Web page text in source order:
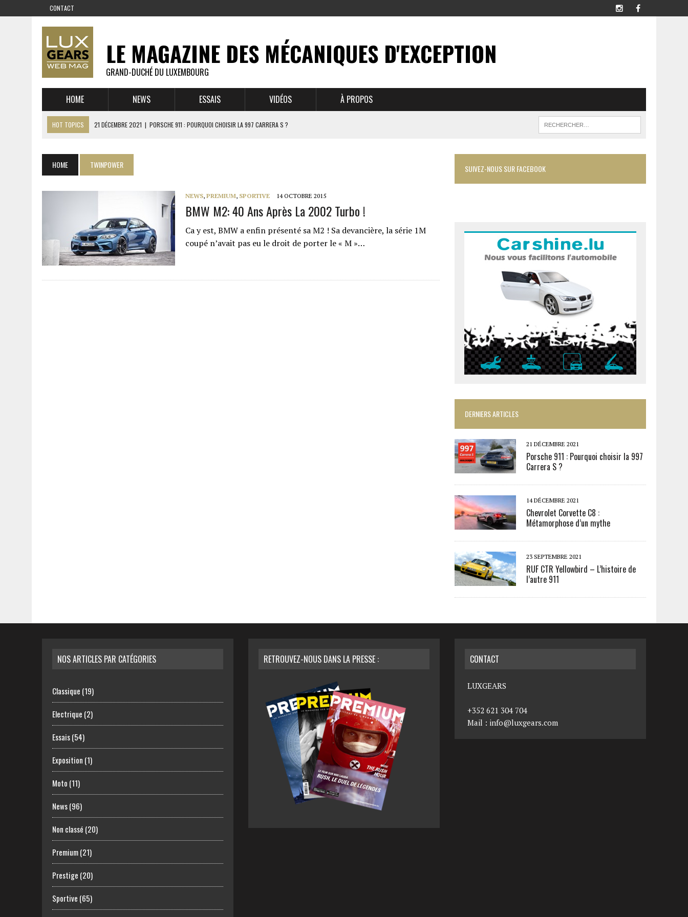
CONTACT
LE MAGAZINE DES MÉCANIQUES D'EXCEPTION
GRAND-DUCHÉ DU LUXEMBOURG
HOME NEWS ESSAIS VIDÉOS À PROPOS
HOT TOPICS 21 DÉCEMBRE 2021 | PORSCHE 911 : POURQUOI CHOISIR LA 997 CARRERA S ?
1 JUIN 2021 | GROUPE 3 : ALPINE A110 1600 S VS PORSCHE 911 2,7 RS
6 AVRIL 2021 | DE L’HUILE SUR LA PISTE – ART CARS
EXPO MAZDA 100 ANS – AUTOWORLD MUSEUM BRUSSELS
HOME TWINPOWER
NEWS, PREMIUM, SPORTIVE 14 OCTOBRE 2015
BMW M2: 40 Ans Après La 2002 Turbo !
Ca y est, BMW a enfin présenté sa M2 ! Sa devancière, la série 1M
coupé n’avait pas eu le droit de porter le « M »…
SUIVEZ-NOUS SUR FACEBOOK
DERNIERS ARTICLES
21 DÉCEMBRE 2021
Porsche 911 : Pourquoi choisir la 997
Carrera S ?
14 DÉCEMBRE 2021
Chevrolet Corvette C8 :
Métamorphose d’un mythe
23 SEPTEMBRE 2021
RUF CTR Yellowbird – L’histoire de
l’autre 911
NOS ARTICLES PAR CATÉGORIES
Classique (19)
Electrique (2)
Essais(54)
Exposition (1)
Moto (11)
News(96)
Non classé (20)
Premium(21)
Prestige (20)
Sportive (65)
RETROUVEZ-NOUS DANS LA PRESSE : CONTACT
LUXGEARS
+352 621 304 704
Mail : info@luxgears.com